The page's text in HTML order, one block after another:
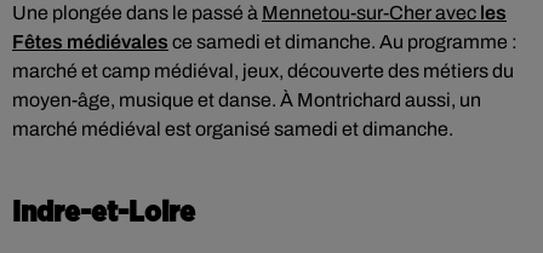
Une plongée dans le passé à Mennetou-sur-Cher avec les
Fêtes médiévales ce samedi et dimanche. Au programme :
marché et camp médiéval, jeux, découverte des métiers du
moyen-âge, musique et danse. À Montrichard aussi, un
marché médiéval est organisé samedi et dimanche.
Indre-et-Loire